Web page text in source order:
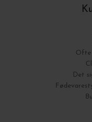
Ofte
Det